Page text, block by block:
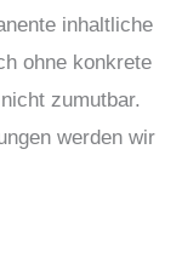
inhaltliche
ohne konkrete
zumutbar.
werden wir